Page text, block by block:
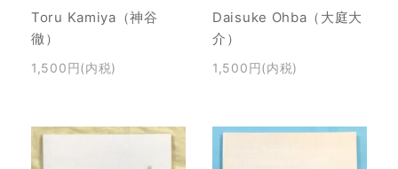
Toru Kamiya（神谷
徹）
1,500円(内税)
Daisuke Ohba（大庭大
介）
1,500円(内税)